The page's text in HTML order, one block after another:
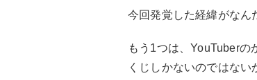
今回発覚した経緯がなん
もう1つは、YouTuber
くじしかないのではない